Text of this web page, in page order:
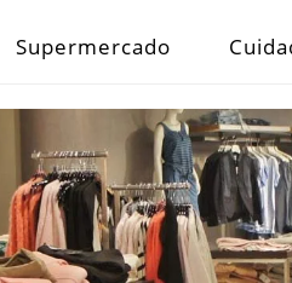
Supermercado